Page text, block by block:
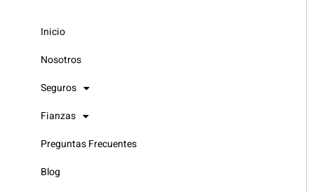
Inicio
Nosotros
Seguros
Fianzas
Preguntas Frecuentes
Blog